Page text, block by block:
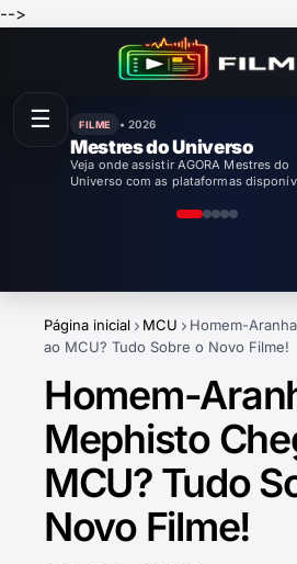
-->
FILME • 2026
Mestres do Universo
Veja onde assistir AGORA Mestres do
Universo com as plataformas
Página inicial MCU
Homem-
ao MCU? Tudo Sobre o Novo Filme!
Homem-
Mephisto
MCU? Tudo
Novo Filme!
☰